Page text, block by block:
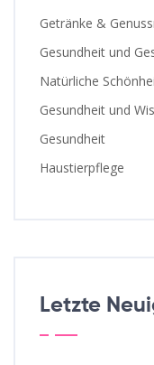
Getränke &
Gesundheit und
Natürliche
Gesundheit und
Gesundheit
Haustierpflege
Letzte